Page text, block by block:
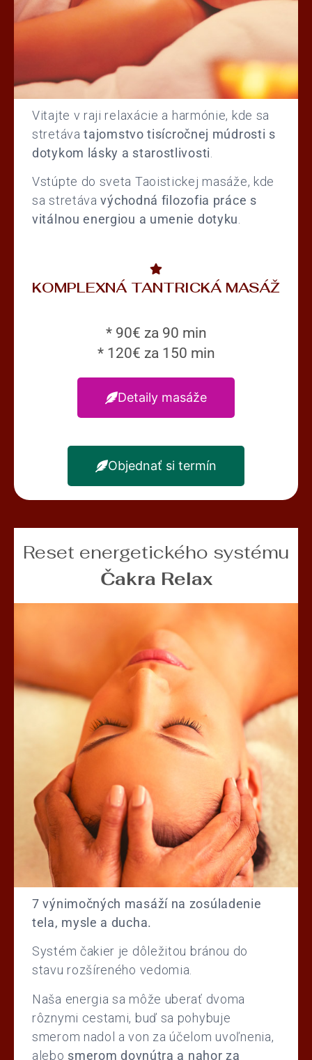
Vitajte v raji relaxácie a harmónie, kde sa
stretávatajomstvo tisícročnej múdrosti s
dotykom lásky a starostlivosti
Vstúpte do sveta Taoistickej masáže, kde
sa stretávavýchodná filozofia práce s
vitálnou energiou a umenie dotyku.
KOMPLEXNÁ TANTRICKÁ MASÁŽ
* 90€ za 90 min
* 120€ za 150 min
Detaily masáže
Objednať si termín
Reset energetického systému
Čakra Relax
7 výnimočných masáží na zosúladenie
tela, mysle a ducha.
Systém čakier je dôležitou bránou do
stavu rozšíreného vedomia.
Naša energia sa môže uberať dvoma
rôznymi cestami, buď sa pohybuje
smerom nadol a von za účelom uvoľnenia,
alebo smerom dovnútra a nahor za